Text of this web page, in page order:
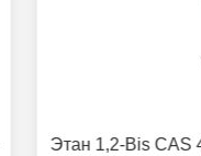
Этан 1,2-Bis CAS